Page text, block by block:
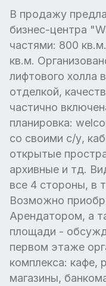
В продажу
бизнес-центра
частями: 800
кв.м.
лифтового холла
отделкой,
частично
планировка:
со своими с/у,
открытые
архивные и тд.
все 4 стороны, в
Возможно
Арендатором, а
площади -
первом этаже
комплекса: кафе,
магазины,